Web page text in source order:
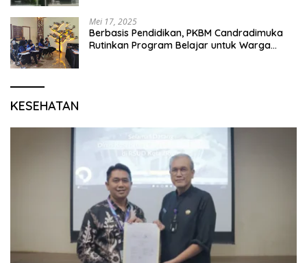
Mei 17, 2025
Berbasis Pendidikan, PKBM Candradimuka
Rutinkan Program Belajar untuk Warga
KESEHATAN